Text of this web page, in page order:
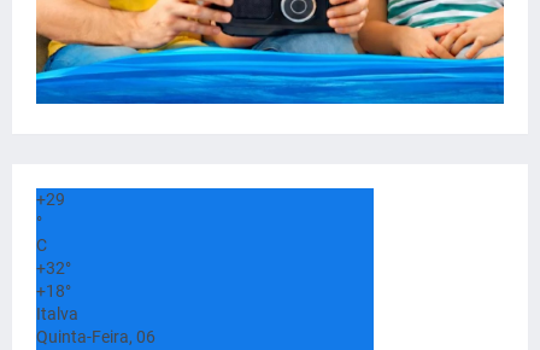
+29
°
C
+32°
+18°
Italva
Quinta-Feira, 06